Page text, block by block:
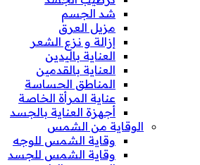
شد الجسم
مزيل العرق
إزالة و نزع الشعر
العناية باليدين
العناية بالقدمين
المناطق الحساسة
عناية المرأة الخاصة
أجهزة العناية بالجسد
الوقاية من الشمس
وقاية الشمس للوجه
وقاية الشمس للجسد